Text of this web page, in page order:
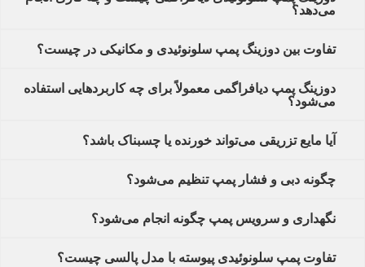
می‌دهد؟
تفاوت بین دوزینگ پمپ سلونوئیدی و مکانیکی در چیست؟
دوزینگ پمپ دیافراگمی معمولاً برای چه کاربردهایی استفاده
می‌شود؟
آیا مایع تزریقی می‌تواند خورنده یا چسبناک باشد؟
چگونه دبی و فشار پمپ تنظیم می‌شود؟
نگهداری و سرویس پمپ چگونه انجام می‌شود؟
تفاوت پمپ سلونوئیدی پیوسته با مدل پالسی چیست؟